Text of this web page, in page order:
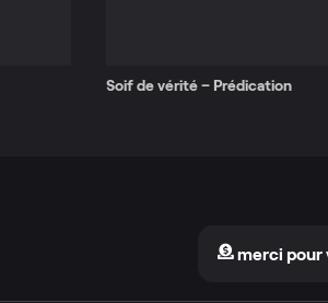
Soif de vérité – Prédication
merci pour